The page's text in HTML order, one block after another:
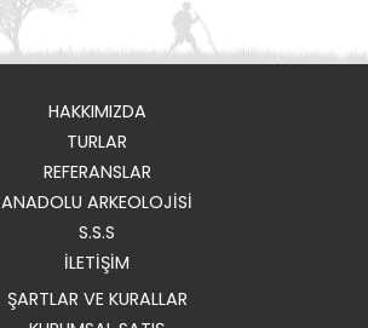
HAKKIMIZDA
TURLAR
REFERANSLAR
ANADOLU ARKEOLOJİSİ
S.S.S
İLETİŞİM
ŞARTLAR VE KURALLAR